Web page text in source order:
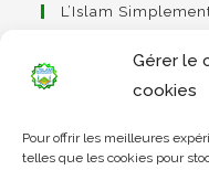
Gérer le
cookies
Pour offrir les meilleures
telles que les cookies pour
L’Islam
dansApprendre Le